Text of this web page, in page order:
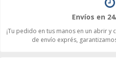
Envíos en
¡Tu pedido en tus manos en un abrir
de envío exprés,